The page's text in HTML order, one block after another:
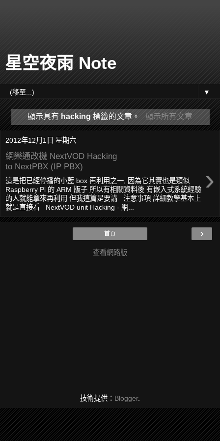
星空夜雨 Note
▼
顯示具有 hacking 標籤的文章。 顯示所有文章
2012年12月1日 星期六
網樂通改機 NextVOD Hacking
to NextPBX (IP PBX)
›
這是把已經停播的小藍 box 再利用之一, 因為它其實也是類似
Raspberry Pi 的 ARM 版子 所以有相關資料後 有嵌入式系統經驗
的人就能拿來再利用 但我這篇是要講 注意事項 詳細教學基本上
就是直接看 NextVOD unit Hacking - 網...
›
首頁
查看網路版
技術提供： Blogger.